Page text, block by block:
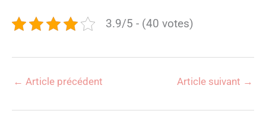
3.9/5 - (40 votes)
← Article précédent Article suivant →